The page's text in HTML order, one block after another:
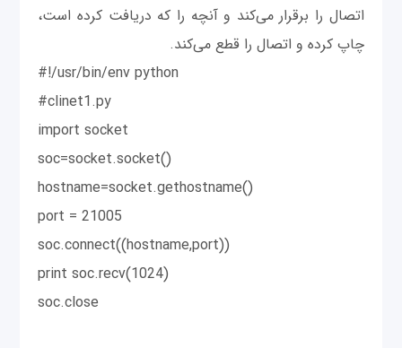
اتصال را برقرار می‌کند و آنچه را که دریافت کرده است،
چاپ کرده و اتصال را قطع می‌کند.
#!/usr/bin/env python
#clinet1.py
import socket
soc=socket.socket()
hostname=socket.gethostname()
port = 21005
soc.connect((hostname,port))
print soc.recv(1024)
soc.close